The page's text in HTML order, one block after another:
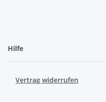
Hilfe
Vertrag widerrufen